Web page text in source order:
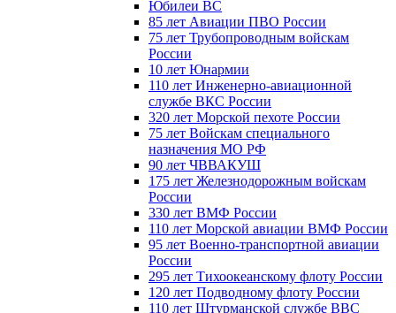
Юбилеи ВС
85 лет Авиации ПВО России
75 лет Трубопроводным войскам
России
10 лет Юнармии
110 лет Инженерно-авиационной
службе ВКС России
320 лет Морской пехоте России
75 лет Войскам специального
назначения МО РФ
90 лет ЧВВАКУШ
175 лет Железнодорожным войскам
России
330 лет ВМФ России
110 лет Морской авиации ВМФ России
95 лет Военно-транспортной авиации
России
295 лет Тихоокеанскому флоту России
120 лет Подводному флоту России
110 лет Штурманской службе ВВС